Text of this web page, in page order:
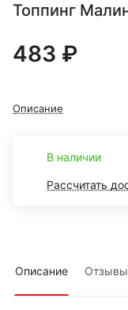
Топпинг
483 ₽
Описание
В наличии
Рассчитать
Описание Отзывы